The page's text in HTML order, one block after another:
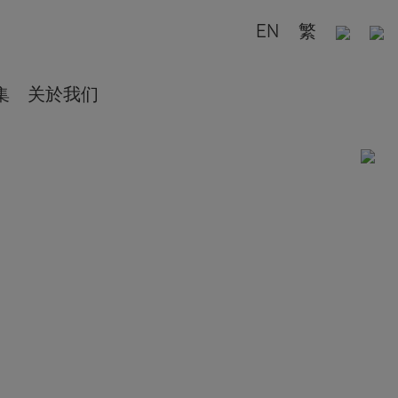
EN 繁
关於我们